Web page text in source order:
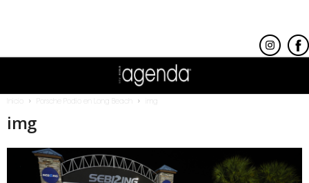
Porsche Podio en Long Beach img
img